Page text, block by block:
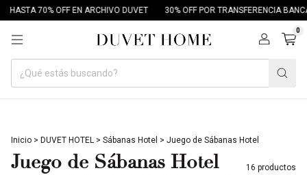
70% OFF EN ARCHIVO DUVET 30% OFF POR TRANSFERENCIA BANCARIA
0
Inicio > DUVET HOTEL > Sábanas Hotel > Juego de Sábanas Hotel
Juego de Sábanas Hotel
16 productos